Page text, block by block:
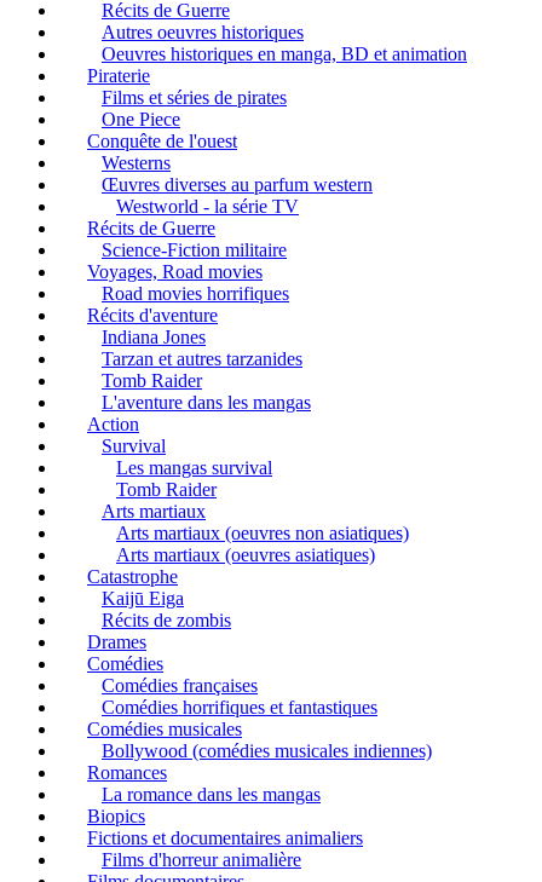
Récits de Guerre
Autres oeuvres historiques
Oeuvres historiques en manga, BD et animation
Piraterie
Films et séries de pirates
One Piece
Conquête de l'ouest
Westerns
Œuvres diverses au parfum western
Westworld - la série TV
Récits de Guerre
Science-Fiction militaire
Voyages, Road movies
Road movies horrifiques
Récits d'aventure
Indiana Jones
Tarzan et autres tarzanides
Tomb Raider
L'aventure dans les mangas
Action
Survival
Les mangas survival
Tomb Raider
Arts martiaux
Arts martiaux (oeuvres non asiatiques)
Arts martiaux (oeuvres asiatiques)
Catastrophe
Kaijū Eiga
Récits de zombis
Drames
Comédies
Comédies françaises
Comédies horrifiques et fantastiques
Comédies musicales
Bollywood (comédies musicales indiennes)
Romances
La romance dans les mangas
Biopics
Fictions et documentaires animaliers
Films d'horreur animalière